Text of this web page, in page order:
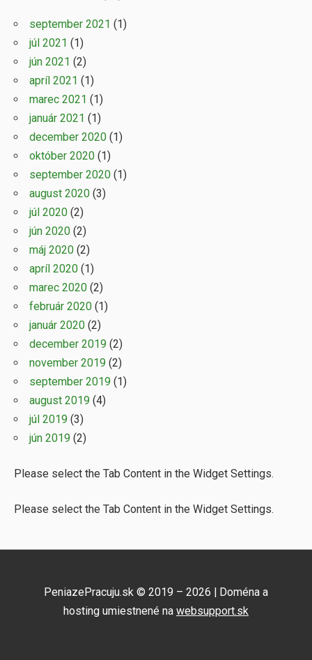
september 2021 (1)
júl 2021 (1)
jún 2021 (2)
apríl 2021 (1)
marec 2021 (1)
január 2021 (1)
december 2020(1)
október 2020(1)
september 2020(1)
august 2020(3)
júl 2020(2)
jún 2020(2)
máj 2020(2)
apríl 2020(1)
marec 2020(2)
február 2020(1)
január 2020(2)
december 2019 (2)
november 2019 (2)
september 2019 (1)
august 2019 (4)
júl 2019 (3)
jún 2019 (2)
Please select the Tab Content in the Widget Settings.
Please select the Tab Content in the Widget Settings.
PeniazePracuju.sk © 2019 – 2026 | Doména a
hosting umiestnené na websupport.sk